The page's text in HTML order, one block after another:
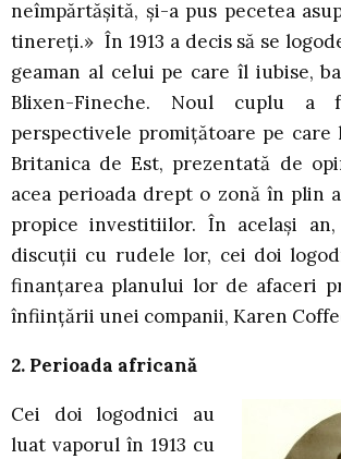
neîmpărtăşită, şi-a pus pecetea
tinereţi.» În 1913 a decis să se
geaman al celui pe care îl iubise,
Blixen-Fineche. Noul cuplu a
perspectivele promiţătoare pe care
Britanica de Est, prezentată de
acea perioada drept o zonă în plin
propice investitiilor. În acelaşi
discuţii cu rudele lor, cei doi
finanţarea planului lor de afaceri
înfiinţării unei companii, Karen
2. Perioada africană
Cei doi logodnici au
luat vaporul în 1913 cu